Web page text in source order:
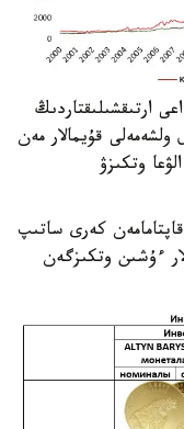
ارتىقشىلىقتاردىڭ
قۇيمالار مەن
وتكىزۋ
قاپتامامەن كەرى ساتىپ
ءۇشىن وتكىزگەن